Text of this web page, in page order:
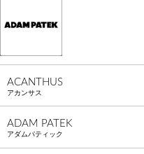
ACANTHUS
アカンサス
ADAM PATEK
アダムパティック